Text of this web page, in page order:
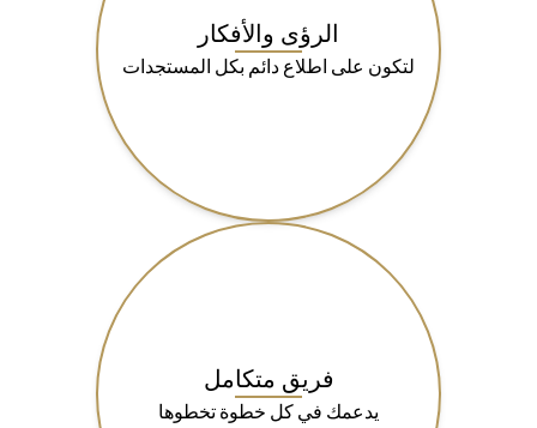
الرؤى والأفكار
لتكون على اطلاع دائم بكل المستجدات
فريق متكامل
يدعمك في كل خطوة تخطوها